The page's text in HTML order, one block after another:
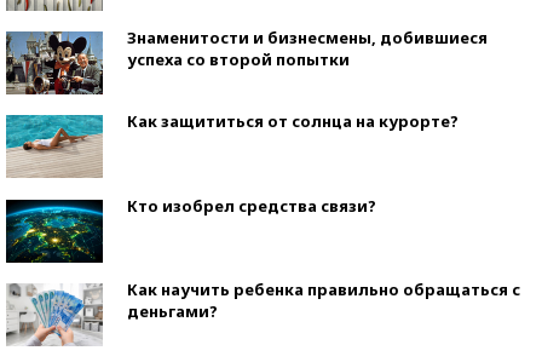
Знаменитости и бизнесмены, добившиеся
успеха со второй попытки
Как защититься от солнца на курорте?
Кто изобрел средства связи?
Как научить ребенка правильно обращаться с
деньгами?